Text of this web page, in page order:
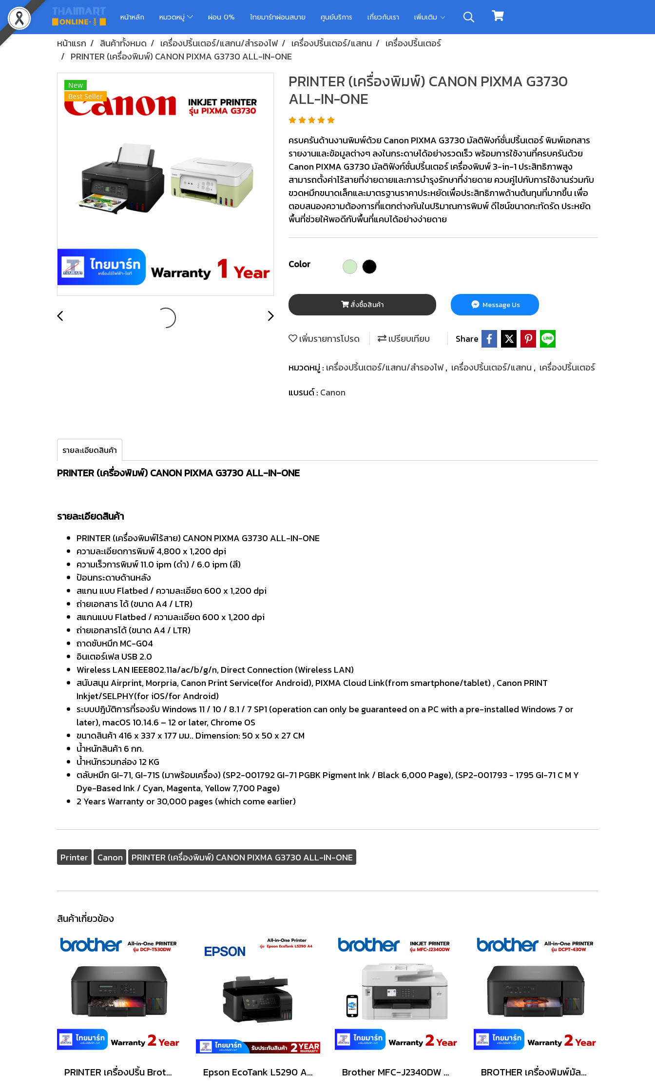
หน้าหลัก หมวดหมู่ ผ่อน 0% ไทยมาร์ทผ่อนสบาย ศูนย์บริการ เกี่ยวกับเรา เพิ่มเติม
หน้าแรก สินค้าทั้งหมด เครื่องปริ้นเตอร์/แสกน/สำรองไฟ เครื่องปริ้นเตอร์/แสกน
เครื่องปริ้นเตอร์
PRINTER (เครื่องพิมพ์) CANON PIXMA G3730 ALL-IN-ONE
New
Best Seller
PRINTER (เครื่องพิมพ์) CANON PIXMA G3730
ALL-IN-ONE
ครบครันด้านงานพิมพ์ด้วย Canon PIXMA G3730 มัลติฟังก์ชั่นปริ้นเตอร์ พิมพ์เอกสาร
รายงานและข้อมูลต่างๆ ลงในกระดาษได้อย่างรวดเร็ว พร้อมการใช้งานที่ครบครันด้วย
Canon PIXMA G3730 มัลติฟังก์ชั่นปริ้นเตอร์ เครื่องพิมพ์ 3-in-1 ประสิทธิภาพสูง
สามารถตั้งค่าไร้สายที่ง่ายดายและการบำรุงรักษาที่ง่ายดาย ควบคู่ไปกับการใช้งานร่วมกับ
ขวดหมึกขนาดเล็กและมาตรฐานราคาประหยัดเพื่อประสิทธิภาพด้านต้นทุนที่มากขึ้น เพื่อ
ตอบสนองความต้องการที่แตกต่างกันในปริมาณการพิมพ์ ดีไซน์ขนาดกะทัดรัด ประหยัด
พื้นที่ช่วยให้พอดีกับพื้นที่แคบได้อย่างง่ายดาย
Color
สั่งซื้อสินค้า Message Us
เพิ่มรายการโปรด เปรียบเทียบ Share
หมวดหมู่ : เครื่องปริ้นเตอร์/แสกน/สำรองไฟ, เครื่องปริ้นเตอร์/แสกน , เครื่องปริ้นเตอร์
แบรนด์ : Canon
รายละเอียดสินค้า
PRINTER (เครื่องพิมพ์) CANON PIXMA G3730 ALL-IN-ONE
รายละเอียดสินค้า
PRINTER (เครื่องพิมพ์ไร้สาย) CANON PIXMA G3730 ALL-IN-ONE
ความละเอียดการพิมพ์ 4,800 x 1,200 dpi
ความเร็วการพิมพ์ 11.0 ipm (ดำ) / 6.0 ipm (สี)
ป้อนกระดาษด้านหลัง
สแกน แบบ Flatbed / ความละเอียด 600 x 1,200 dpi
ถ่ายเอกสาร ได้ (ขนาด A4 / LTR)
สแกนแบบ Flatbed / ความละเอียด 600 x 1,200 dpi
ถ่ายเอกสารได้ (ขนาด A4 / LTR)
ถาดซับหมึก MC-G04
อินเตอร์เฟส USB 2.0
Wireless LAN IEEE802.11a/ac/b/g/n, Direct Connection (Wireless LAN)
สนับสนุน Airprint, Morpria, Canon Print Service(for Android), PIXMA Cloud Link(from smartphone/tablet) , Canon PRINT
Inkjet/SELPHY(for iOS/for Android)
ระบบปฎิบัติการที่รองรับ Windows 11 / 10 / 8.1 / 7 SP1 (operation can only be guaranteed on a PC with a pre-installed Windows 7 or
later), macOS 10.14.6 – 12 or later, Chrome OS
ขนาดสินค้า 416 x 337 x 177 มม.. Dimension: 50 x 50 x 27 CM
น้ำหนักสินค้า 6 กก.
น้ำหนักรวมกล่อง 12 KG
ตลับหมึก GI-71, GI-71S (มาพร้อมเครื่อง) (SP2-001792 GI-71 PGBK Pigment Ink / Black 6,000 Page), (SP2-001793 - 1795 GI-71 C M Y
Dye-Based Ink / Cyan, Magenta, Yellow 7,700 Page)
2 Years Warranty or 30,000 pages (which come earlier)
Printer Canon PRINTER (เครื่องพิมพ์) CANON PIXMA G3730 ALL-IN-ONE
สินค้าเกี่ยวข้อง
PRINTER เครื่องปริ้น Brother Ink Tank Printer Wi-Fi (PSC) DCP-T530DW Epson EcoTank L5290 A4 Wi-Fi All-in-One Ink Tank Printer with ADF Brother MFC-J2340DW เครื่องพิมพ์มัลติฟังก์ชันอิงค์เจ็ท BROTHER เครื่องพิมพ์มัลติฟังก์ชันอิงค์เจ็ท รุ่น DCP-T430W